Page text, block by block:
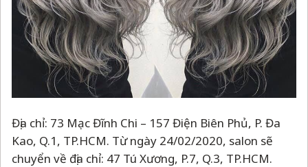
Địa chỉ: 73 Mạc Đĩnh Chi – 157 Điện Biên Phủ, P. Đa
Kao, Q.1, TP.HCM. Từ ngày 24/02/2020, salon sẽ
chuyển về địa chỉ: 47 Tú Xương, P.7, Q.3, TP.HCM.